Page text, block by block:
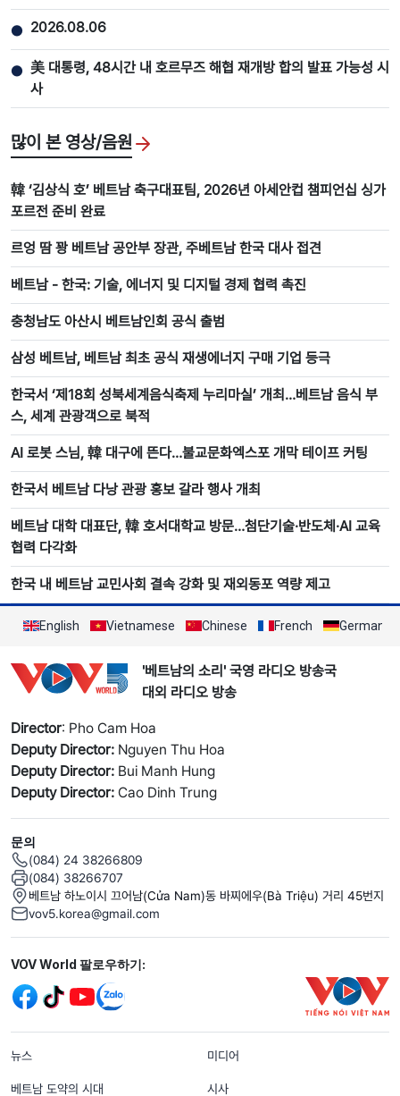
● 2026.08.06
● 美 대통령, 48시간 내 호르무즈 해협 재개방 합의 발표 가능성 시
사
많이 본 영상/음원
韓 ‘김상식 호’ 베트남 축구대표팀, 2026년 아세안컵 챔피언십 싱가
포르전 준비 완료
르엉 땀 꽝 베트남 공안부 장관, 주베트남 한국 대사 접견
베트남 - 한국: 기술, 에너지 및 디지털 경제 협력 촉진
충청남도 아산시 베트남인회 공식 출범
삼성 베트남, 베트남 최초 공식 재생에너지 구매 기업 등극
한국서 ‘제18회 성북세계음식축제 누리마실’ 개최…베트남 음식 부
스, 세계 관광객으로 북적
AI 로봇 스님, 韓 대구에 뜬다…불교문화엑스포 개막 테이프 커팅
한국서 베트남 다낭 관광 홍보 갈라 행사 개최
베트남 대학 대표단, 韓 호서대학교 방문…첨단기술·반도체·AI 교육
협력 다각화
한국 내 베트남 교민사회 결속 강화 및 재외동포 역량 제고
English Vietnamese Chinese French German
'베트남의 소리' 국영 라디오 방송국
대외 라디오 방송
Director: Pho Cam Hoa
Deputy Director: Nguyen Thu Hoa
Deputy Director: Bui Manh Hung
Deputy Director: Cao Dinh Trung
문의
(084) 24 38266809
(084) 38266707
베트남 하노이시 끄어남(Cửa Nam)동 바찌에우(Bà Triệu) 거리 45번지
vov5.korea@gmail.com
Mạng xã hội
VOV World 팔로우하기:
menu footer tiếng Hàn
뉴스 미디어
베트남 도약의 시대 시사